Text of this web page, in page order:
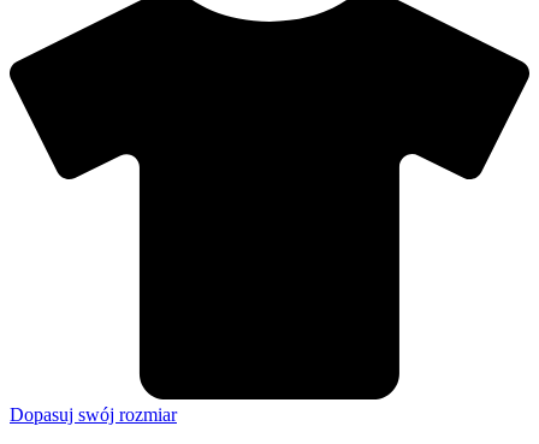
Dopasuj swój rozmiar